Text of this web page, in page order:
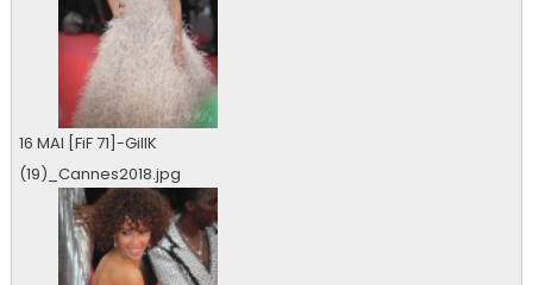
16 MAI [FiF 71]-GillK
(19)_Cannes2018.jpg